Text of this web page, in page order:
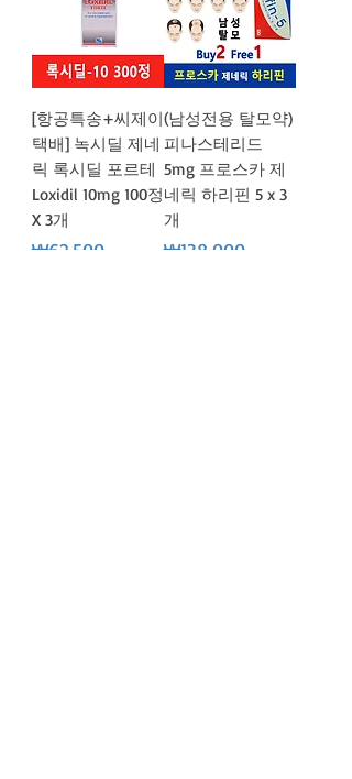
[항공특송+씨제이
택배] 녹시딜 제네
릭 록시딜 포르테
Loxidil 10mg 100정
X 3개
가격
₩62,500
(남성전용 탈모약)
피나스테리드
5mg 프로스카 제
네릭 하리핀 5 x 3
개
가격
₩138,000